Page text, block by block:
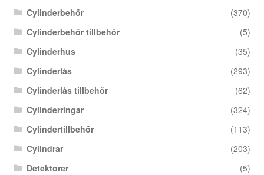
Cylinderbehör
(370)
Cylinderbehör tillbehör
(5)
Cylinderhus
(35)
Cylinderlås
(293)
Cylinderlås tillbehör
(62)
Cylinderringar
(324)
Cylindertillbehör
(113)
Cylindrar
(203)
Detektorer
(5)